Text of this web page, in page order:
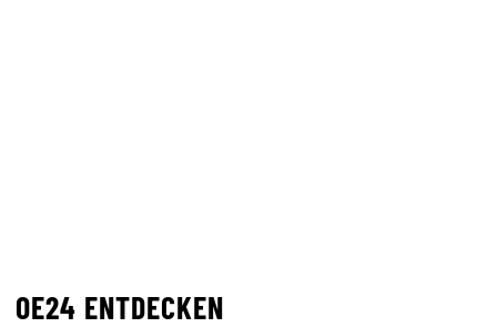
OE24 ENTDECKEN